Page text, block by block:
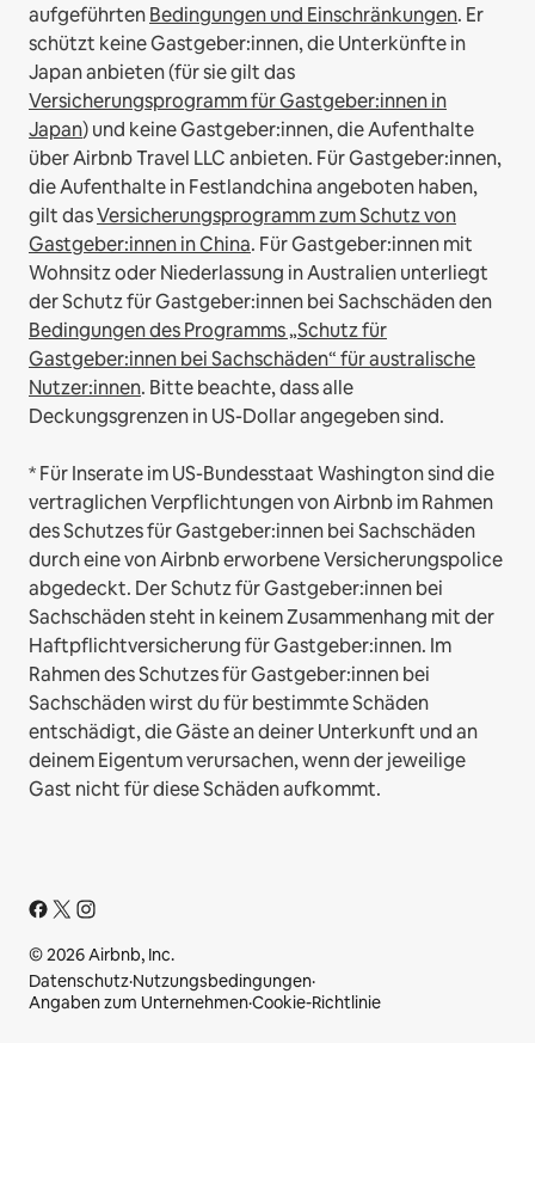
aufgeführtenBedingungen und Einschränkungen. Er
schützt keine Gastgeber:innen, die Unterkünfte in
Japan anbieten (für sie gilt das
Versicherungsprogramm für Gastgeber:innen in
Japan) und keine Gastgeber:innen, die Aufenthalte
über Airbnb Travel LLC anbieten. Für Gastgeber:innen,
die Aufenthalte in Festlandchina angeboten haben,
gilt dasVersicherungsprogramm zum Schutz von
Gastgeber:innen in China. Für Gastgeber:innen mit
Wohnsitz oder Niederlassung in Australien unterliegt
der Schutz für Gastgeber:innen bei Sachschäden den
Bedingungen des Programms „Schutz für
Gastgeber:innen bei Sachschäden“ für australische
Nutzer:innen. Bitte beachte, dass alle
Deckungsgrenzen in US-Dollar angegeben sind.
* Für Inserate im US-Bundesstaat Washington sind die
vertraglichen Verpflichtungen von Airbnb im Rahmen
des Schutzes für Gastgeber:innen bei Sachschäden
durch eine von Airbnb erworbene Versicherungspolice
abgedeckt. Der Schutz für Gastgeber:innen bei
Sachschäden steht in keinem Zusammenhang mit der
Haftpflichtversicherung für Gastgeber:innen. Im
Rahmen des Schutzes für Gastgeber:innen bei
Sachschäden wirst du für bestimmte Schäden
entschädigt, die Gäste an deiner Unterkunft und an
deinem Eigentum verursachen, wenn der jeweilige
Gast nicht für diese Schäden aufkommt.
© 2026 Airbnb, Inc.
Datenschutz·Nutzungsbedingungen·
Angaben zum Unternehmen·Cookie-Richtlinie